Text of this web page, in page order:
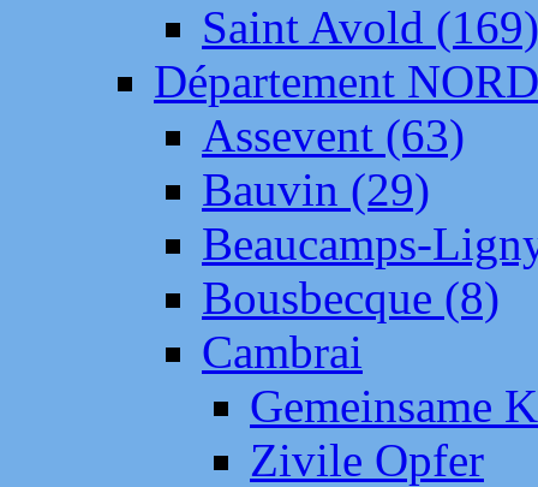
Saint Avold (169)
Département NORD
Assevent (63)
Bauvin (29)
Beaucamps-
Bousbecque (8)
Cambrai
Gemeinsame
Zivile Opfer